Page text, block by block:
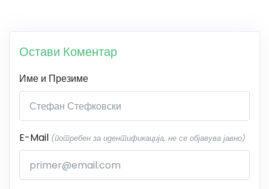
Остави Коментар
Име и Презиме
E-Mail (потребен за идентификација, не се објавува јавно)